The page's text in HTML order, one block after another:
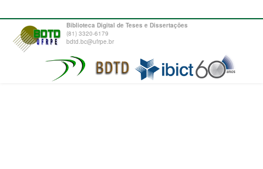
Biblioteca Digital de Teses e Dissertações
(81) 3320-6179
bdtd.bc@ufrpe.br